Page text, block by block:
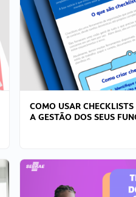
COMO USAR
A GESTÃO DOS SEUS